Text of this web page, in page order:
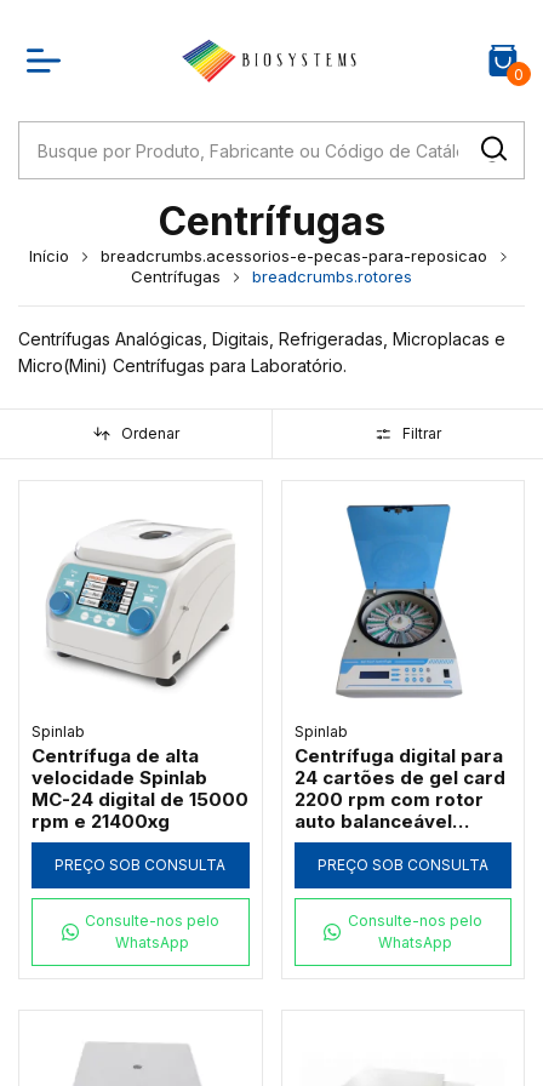
0
Centrífugas
Início
breadcrumbs.acessorios-e-pecas-para-reposicao
Centrífugas
breadcrumbs.rotores
Centrífugas Analógicas, Digitais, Refrigeradas, Microplacas e
Micro(Mini) Centrífugas para Laboratório.
Ordenar Filtrar
Spinlab
Centrífuga de alta
velocidade Spinlab
MC-24 digital de 15000
rpm e 21400xg
PREÇO SOB CONSULTA
Consulte-nos pelo
WhatsApp
Spinlab
Centrífuga digital para
24 cartões de gel card
2200 rpm com rotor
auto balanceável
Spinlab BMC-1000-24
PREÇO SOB CONSULTA
Consulte-nos pelo
WhatsApp